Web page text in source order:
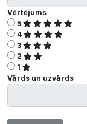
Vērtējums
5
4
3
2
1
Vārds un uzvārds